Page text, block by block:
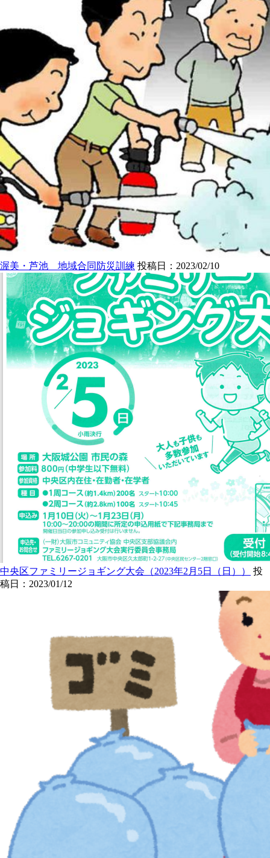
渥美・芦池 地域合同防災訓練 投稿日：2023/02/10
中央区ファミリージョギング大会（2023年2月5日（日））
投
稿日：2023/01/12